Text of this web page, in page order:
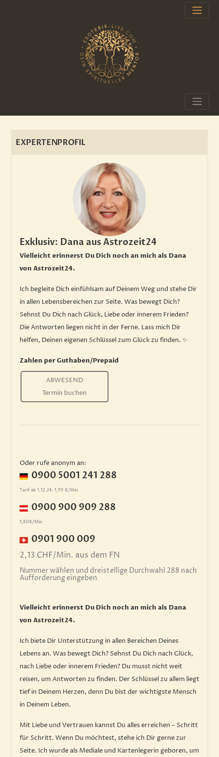
EXPERTENPROFIL
Exklusiv: Dana aus Astrozeit24
Vielleicht erinnerst Du Dich noch an mich als Dana
von Astrozeit24.
Ich begleite Dich einfühlsam auf Deinem Weg und stehe Dir
in allen Lebensbereichen zur Seite. Was bewegt Dich?
Sehnst Du Dich nach Glück, Liebe oder innerem Frieden?
Die Antworten liegen nicht in der Ferne. Lass mich Dir
helfen, Deinen eigenen Schlüssel zum Glück zu finden. ✨
Zahlen per Guthaben/Prepaid
ABWESEND
Termin buchen
Oder rufe anonym an:
0900 5001 241 288
Tarif ab 1.12.24: 1,99 €/Min
0900 900 909 288
1,80€/Min
0901 900 009
2,13 CHF/Min. aus dem FN
Nummer wählen und dreistellige Durchwahl 288 nach
Aufforderung eingeben
Vielleicht erinnerst Du Dich noch an mich als Dana
von Astrozeit24.
Ich biete Dir Unterstützung in allen Bereichen Deines
Lebens an. Was bewegt Dich? Sehnst Du Dich nach Glück,
nach Liebe oder innerem Frieden? Du musst nicht weit
reisen, um Antworten zu finden. Der Schlüssel zu allem liegt
tief in Deinem Herzen, denn Du bist der wichtigste Mensch
in Deinem Leben.
Mit Liebe und Vertrauen kannst Du alles erreichen – Schritt
für Schritt. Wenn Du möchtest, stehe ich Dir gerne zur
Seite. Ich wurde als Mediale und Kartenlegerin geboren, um